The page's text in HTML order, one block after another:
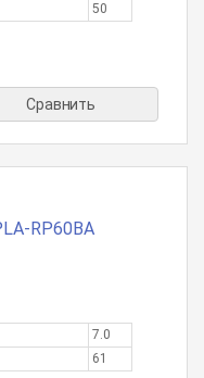
50
Сравнить
7.0
61